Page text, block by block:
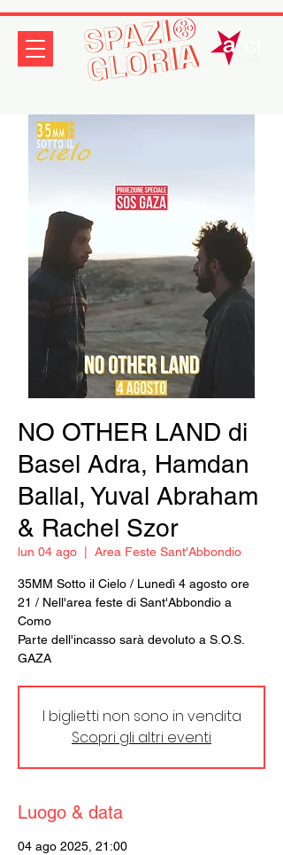
NO OTHER LAND di
Basel Adra, Hamdan
Ballal, Yuval Abraham
& Rachel Szor
lun 04 ago Area Feste Sant'Abbondio
35MM Sotto il Cielo / Lunedì 4 agosto ore
21 / Nell'area feste di Sant'Abbondio a
Como
Parte dell'incasso sarà devoluto a S.O.S.
GAZA
I biglietti non sono in vendita
Scopri gli altri eventi
Luogo & data
04 ago 2025, 21:00